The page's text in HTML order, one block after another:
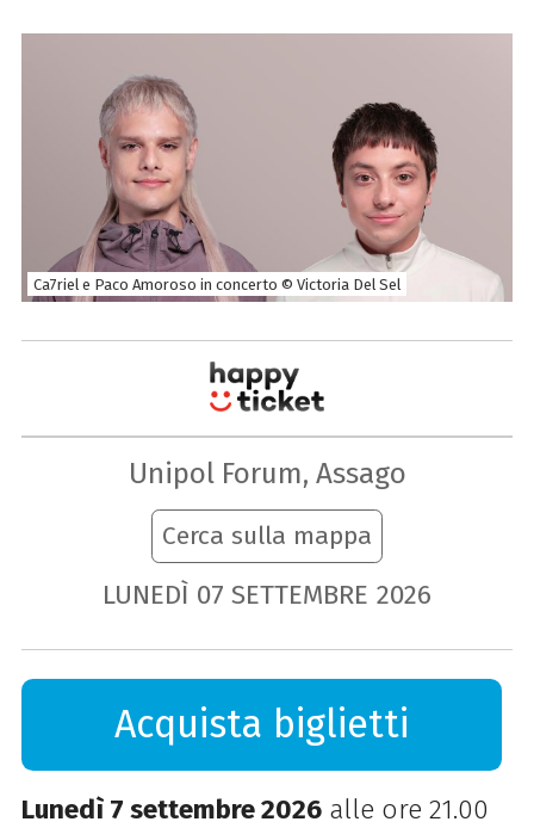
Ca7riel e Paco Amoroso in concerto © Victoria Del Sel
Unipol Forum, Assago
Cerca sulla mappa
LUNEDÌ 07 SETTEMBRE 2026
Acquista biglietti
Lunedì 7 settembre 2026alle ore 21.00